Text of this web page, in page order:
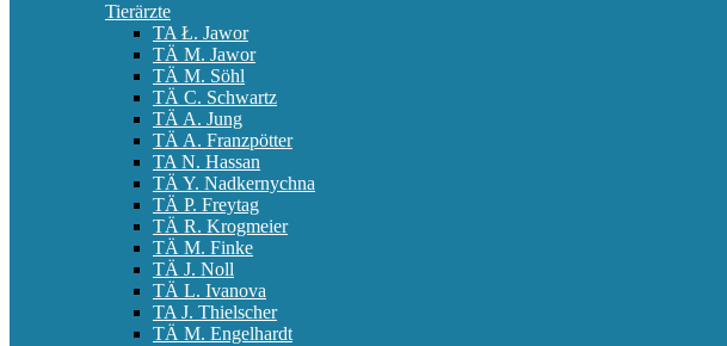
Tierärzte
TA Ł. Jawor
TÄ M. Jawor
TÄ M. Söhl
TÄ C. Schwartz
TÄ A. Jung
TÄ A. Franzpötter
TA N. Hassan
TÄ Y. Nadkernychna
TÄ P. Freytag
TÄ R. Krogmeier
TÄ M. Finke
TÄ J. Noll
TÄ L. Ivanova
TA J. Thielscher
TÄ M. Engelhardt